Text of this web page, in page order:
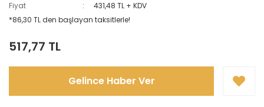
Fiyat
431,48 TL + KDV
*86,30 TL den başlayan taksitlerle!
517,77 TL
Gelince Haber Ver